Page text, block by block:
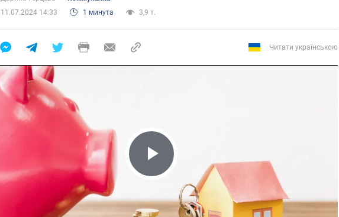
11.07.2024 14:33
1 минута 3,9 т.
Читати українською
Play Video